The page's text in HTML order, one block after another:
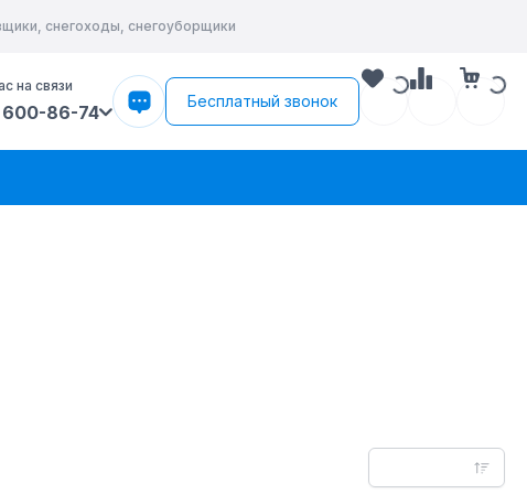
снегоходы, снегоуборщики
на связи
86-74
Бесплатный звонок